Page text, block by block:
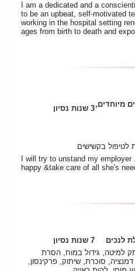
I am a dedicated and a
to be an upbeat, self-motivated
working in the hospital setting
ages from birth to death and
מיוחדים,3 שנות נסיון
בקשישים
I will try to unstand my
happy &take care of all she's
לנכים
7 שנות נסיון
למיטה, גידול במוח, הסרת
סוכרת, שיתוק, פרקינסון,